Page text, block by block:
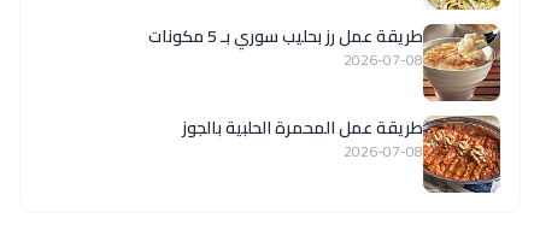
طريقة عمل رز بحليب سوري بـ 5 مكونات
2026-07-08
طريقة عمل المحمرة الحلبية بالجوز
2026-07-08